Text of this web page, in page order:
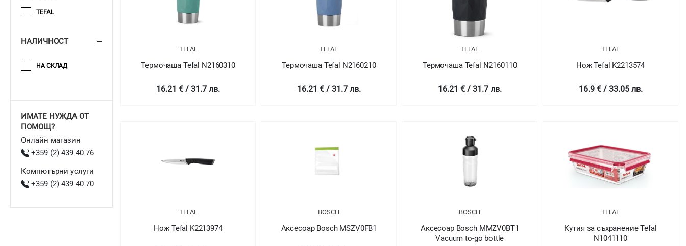
TEFAL
Термочаша Tefal N2160310
16.21 € / 31.7 лв.
TEFAL
Термочаша Tefal N2160210
16.21 € / 31.7 лв.
TEFAL
Термочаша Tefal N2160110
16.21 € / 31.7 лв.
TEFAL
Нож Tefal K2213574
16.9 € / 33.05 лв.
TEFAL
Нож Tefal K2213974
BOSCH
Аксесоар Bosch MSZV0FB1
BOSCH
Аксесоар Bosch MMZV0BT1
Vacuum to-go bottle
TEFAL
Кутия за съхранение Tefal
N1041110
TEFAL
НАЛИЧНОСТ
НА СКЛАД
ИМАТЕ НУЖДА ОТ
ПОМОЩ?
Онлайн магазин
+359 (2) 439 40 76
Компютърни услуги
+359 (2) 439 40 70